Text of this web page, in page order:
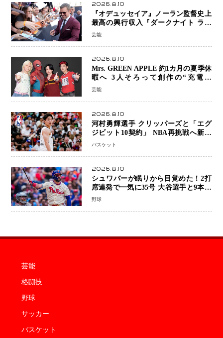
2026.8.10
『オデュッセイア』ノーラン監督史上
最高の興行収入『ダークナイト ライ
ジング』超え、世界で11億ドル突破
芸能
2026.8.10
Mrs. GREEN APPLE 約1カ月の夏季休
暇へ 3人そろって創作の“充電期
間”「自分らしいインプットを」
芸能
2026.8.10
河村勇輝選手 クリッパーズと「エグ
ジビット10契約」 NBA再挑戦へ新た
な一歩、八村塁選手との共闘にも期待
バスケット
2026.8.10
シュワバーが眠りから目覚めた！2打
席連発で一気に35号 大谷選手と9本差
に 本塁打王争いで単独トップ浮上
野球
芸能
格闘技
野球
サッカー
バスケット